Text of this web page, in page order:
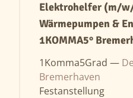
Elektrohelfer (m/
Wärmepumpen &
1KOMMA5°
1Komma5Grad —
Bremerhaven
Festanstellung